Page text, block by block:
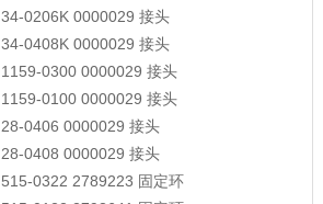
34-0206K 0000029 接头
34-0408K 0000029 接头
1159-0300 0000029 接头
1159-0100 0000029 接头
28-0406 0000029 接头
28-0408 0000029 接头
515-0322 2789223 固定环